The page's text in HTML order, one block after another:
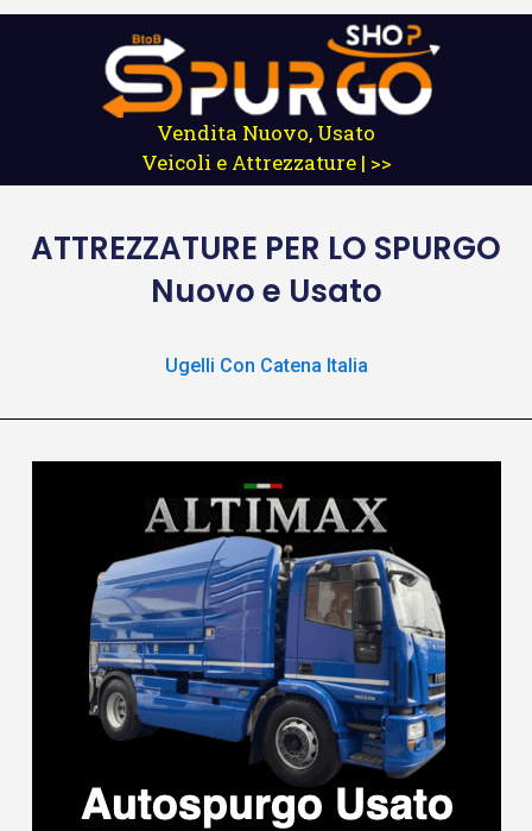
Vendita Nuovo, Usato
Veicoli e Attrezzature | >>
ATTREZZATURE PER LO SPURGO
Nuovo e Usato
Ugelli Con Catena Italia